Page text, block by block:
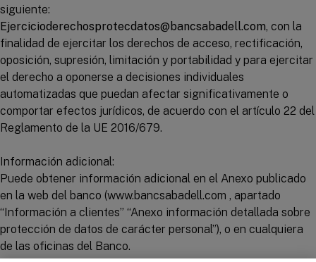
siguiente:
Ejercicioderechosprotecdatos@bancsabadell.com, con la
finalidad de ejercitar los derechos de acceso, rectificación,
oposición, supresión, limitación y portabilidad y para ejercitar
el derecho a oponerse a decisiones individuales
automatizadas que puedan afectar significativamente o
comportar efectos jurídicos, de acuerdo con el artículo 22 del
Reglamento de la UE 2016/679.
Información adicional:
Puede obtener información adicional en el Anexo publicado
en la web del banco (www.bancsabadell.com , apartado
“Información a clientes” “Anexo información detallada sobre
protección de datos de carácter personal”), o en cualquiera
de las oficinas del Banco.